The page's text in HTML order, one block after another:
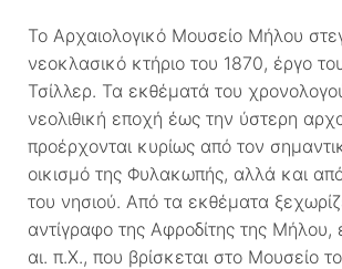
Το Αρχαιολογικό Μουσείο Μήλου
νεοκλασικό κτήριο του 1870, έργο
Τσίλλερ. Τα εκθέματά του
νεολιθική εποχή έως την ύστερη
προέρχονται κυρίως από τον
οικισμό της Φυλακωπής, αλλά και
του νησιού. Από τα εκθέματα
αντίγραφο της Αφροδίτης της Μήλου,
αι. π.Χ., που βρίσκεται στο Μουσείο